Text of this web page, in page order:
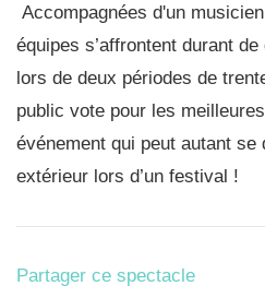
Accompagnées d'un
équipes s’affrontent durant
lors de deux périodes de
public vote pour les
événement qui peut autant se
extérieur lors d’un festival !
Partager ce spectacle